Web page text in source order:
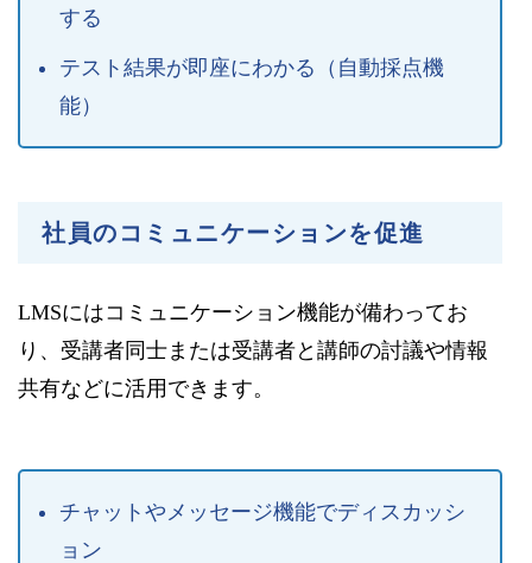
する
テスト結果が即座にわかる（自動採点機
能）
社員のコミュニケーションを促進
LMSにはコミュニケーション機能が備わってお
り、受講者同士または受講者と講師の討議や情報
共有などに活用できます。
チャットやメッセージ機能でディスカッシ
ョン